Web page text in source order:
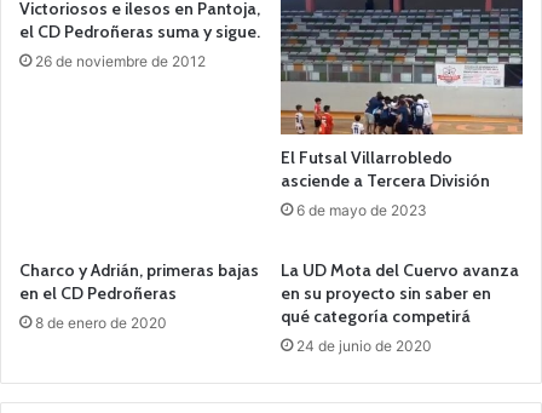
Victoriosos e ilesos en Pantoja,
el CD Pedroñeras suma y sigue.
26 de noviembre de 2012
El Futsal Villarrobledo
asciende a Tercera División
6 de mayo de 2023
Charco y Adrián, primeras bajas
en el CD Pedroñeras
8 de enero de 2020
La UD Mota del Cuervo avanza
en su proyecto sin saber en
qué categoría competirá
24 de junio de 2020